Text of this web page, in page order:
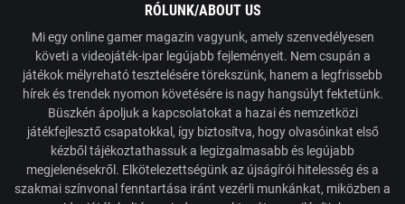
RÓLUNK/ABOUT US
Mi egy online gamer magazin vagyunk, amely szenvedélyesen
követi a videojáték-ipar legújabb fejleményeit. Nem csupán a
játékok mélyreható tesztelésére törekszünk, hanem a legfrissebb
hírek és trendek nyomon követésére is nagy hangsúlyt fektetünk.
Büszkén ápoljuk a kapcsolatokat a hazai és nemzetközi
játékfejlesztő csapatokkal, így biztosítva, hogy olvasóinkat első
kézből tájékoztathassuk a legizgalmasabb és legújabb
megjelenésekről. Elkötelezettségünk az újságírói hitelesség és a
szakmai színvonal fenntartása iránt vezérli munkánkat, miközben a